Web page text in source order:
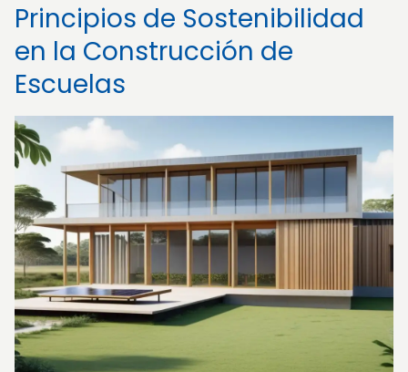
Principios de Sostenibilidad
en la Construcción de
Escuelas